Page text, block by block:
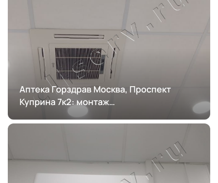
Аптека Горздрав Москва, Проспект
Куприна 7к2: монтаж
кондиционирования